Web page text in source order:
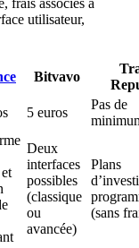
frais associés à
utilisateur,
Bitvavo
5 euros
Pas de
Deux
interfaces
possibles
(classique
ou
avancée)
Plans
(sans